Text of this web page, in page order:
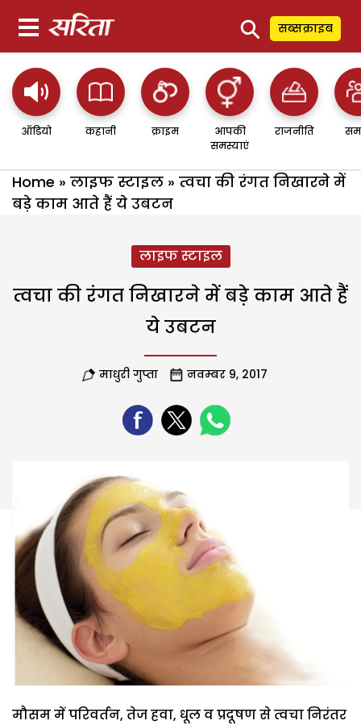
⚲ सब्सक्राइब
ऑडियो कहानी क्राइम
आपकी
समस्याएं
राजनीति
Home » लाइफ स्टाइल » त्वचा की रंगत निखारने में
बड़े काम आते हैं ये उबटन
लाइफ स्टाइल
त्वचा की रंगत निखारने में बड़े काम आते हैं
ये उबटन
माधुरी गुप्ता नवम्बर 9, 2017
मौसम में परिवर्तन, तेज हवा, धूल व प्रदूषण से त्वचा निरंतर